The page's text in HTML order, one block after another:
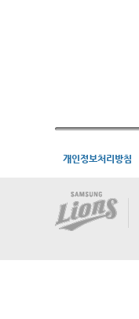
개인정보처리방침